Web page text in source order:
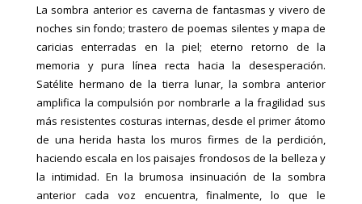
La sombra anterior es caverna de fantasmas y vivero de
noches sin fondo; trastero de poemas silentes y mapa de
caricias enterradas en la piel; eterno retorno de la
memoria y pura línea recta hacia la desesperación.
Satélite hermano de la tierra lunar, la sombra anterior
amplifica la compulsión por nombrarle a la fragilidad sus
más resistentes costuras internas, desde el primer átomo
de una herida hasta los muros firmes de la perdición,
haciendo escala en los paisajes frondosos de la belleza y
la intimidad. En la brumosa insinuación de la sombra
anterior cada voz encuentra, finalmente, lo que le